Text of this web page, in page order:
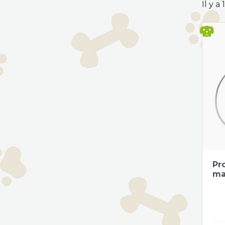
Il y a